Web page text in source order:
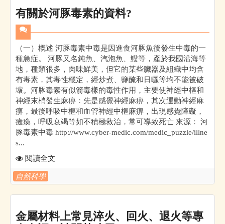
有關於河豚毒素的資料?
（一）概述 河豚毒素中毒是因進食河豚魚後發生中毒的一
種急症。 河豚又名鈍魚、汽泡魚、鱍等，產於我國沿海等
地，種類很多，肉味鮮美，但它的某些臟器及組織中均含
有毒素，其毒性穩定，經炒煮、鹽醃和日曬等均不能被破
壞。河豚毒素有似箭毒樣的毒性作用，主要使神經中樞和
神經末梢發生麻痹：先是感覺神經麻痹，其次運動神經麻
痹，最後呼吸中樞和血管神經中樞麻痹，出現感覺障礙，
癱瘓，呼吸衰竭等如不積極救治，常可導致死亡 來源： 河
豚毒素中毒 http://www.cyber-medic.com/medic_puzzle/illne
s...
閱讀全文
自然科學
金屬材料上常見淬火、回火、退火等專